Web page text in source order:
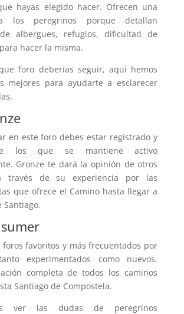
hayas elegido hacer. Ofrecen una
los peregrinos porque detallan
albergues, refugios, dificultad de
hacer la misma.
foro deberías seguir, aquí hemos
mejores para ayudarte a esclarecer
en este foro debes estar registrado y
los que se mantiene activo
Gronze te dará la opinión de otros
través de su experiencia por las
que ofrece el Camino hasta llegar a
Santiago.
foros favoritos y más frecuentados por
experimentados como nuevos.
completa de todos los caminos
Santiago de Compostela.
ver las dudas de peregrinos